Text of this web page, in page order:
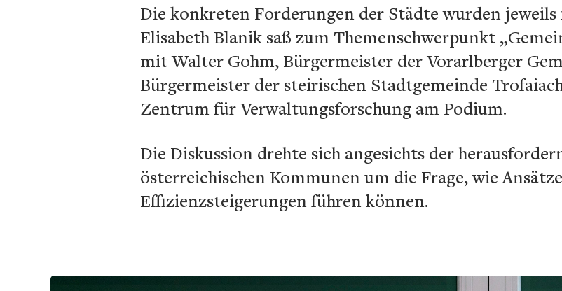
Die konkreten Forderungen der Städte wurden
Elisabeth Blanik saß zum Themenschwerpunkt
mit Walter Gohm, Bürgermeister der Vorarlberger
Bürgermeister der steirischen Stadtgemeinde
Zentrum für Verwaltungsforschung am Podium.
Die Diskussion drehte sich angesichts der
österreichischen Kommunen um die Frage, wie
Effizienzsteigerungen führen können.